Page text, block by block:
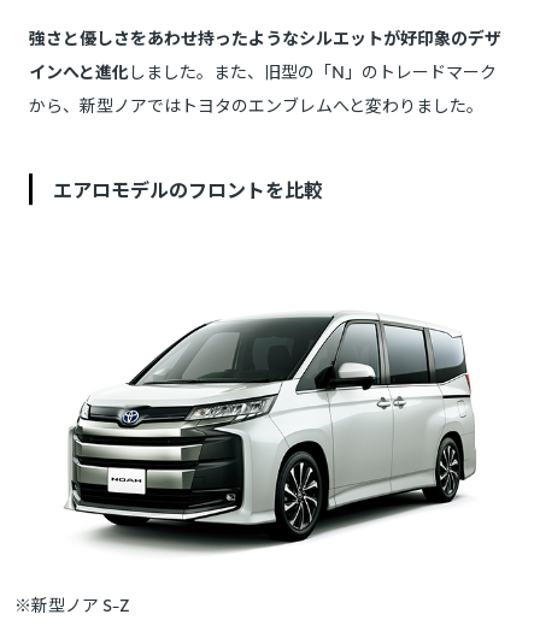
強さと優しさをあわせ持ったようなシルエットが好印象のデザ
インへと進化しました。また、旧型の「N」のトレードマーク
から、新型ノアではトヨタのエンブレムへと変わりました。
エアロモデルのフロントを比較
※新型ノア S-Z